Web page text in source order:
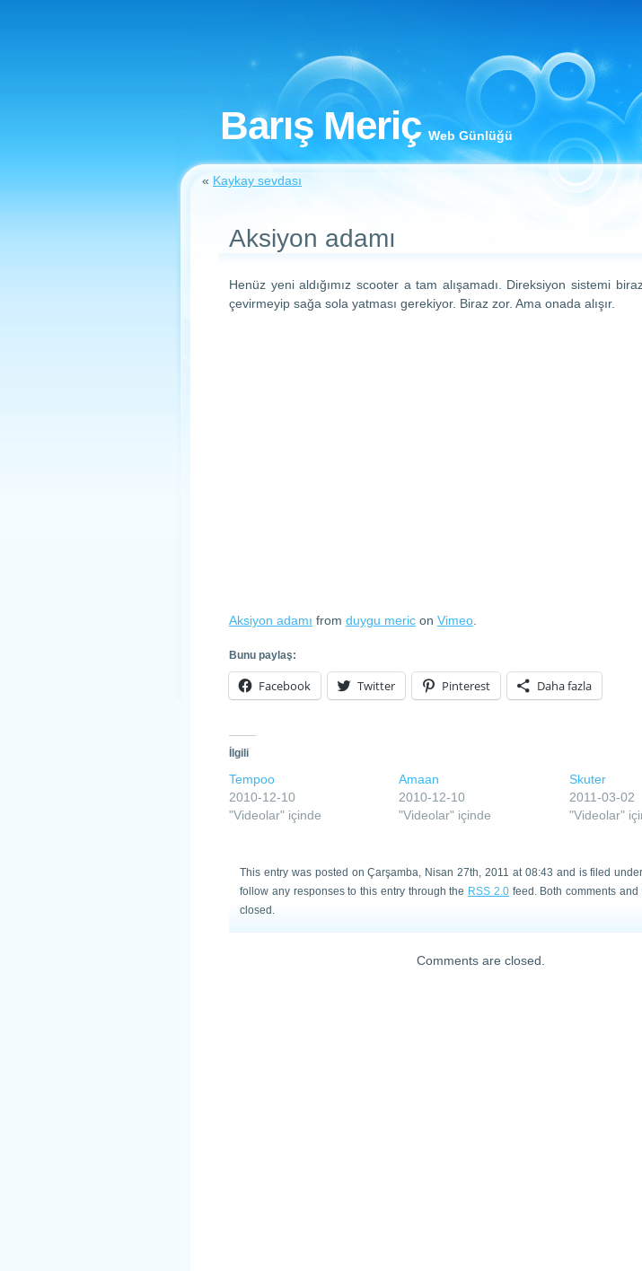
Barış Meriç Web Günlüğü
« Kaykay sevdası
Aksiyon adamı
Henüz yeni aldığımız scooter a tam alışamadı. Direksiyon sistemi
çevirmeyip sağa sola yatması gerekiyor. Biraz zor. Ama onada alışır.
Aksiyon adamı from duygu meric on Vimeo
Bunu paylaş:
Facebook Twitter Pinterest Daha fazla
İlgili
Tempoo
2010-12-10
"Videolar" içinde
Amaan
2010-12-10
"Videolar" içinde
Skuter
2011-03-02
"Videolar"
This entry was posted on Çarşamba, Nisan 27th, 2011 at 08:43 and is filed
follow any responses to this entry through the RSS 2.0feed. Both comments and
closed.
Comments are closed.